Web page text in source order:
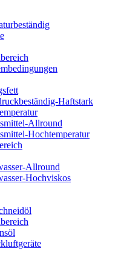
Haftstark
Allround
Hochtemperatur
Allround
Hochviskos